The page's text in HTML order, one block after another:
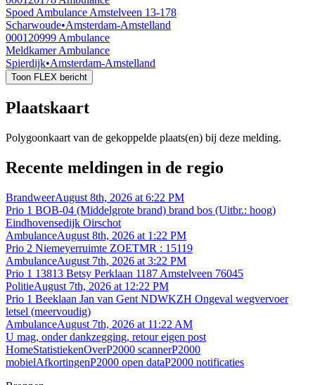
Spoed Ambulance Amstelveen 13-178
Scharwoude•Amsterdam-Amstelland
000120999 Ambulance
Meldkamer Ambulance
Spierdijk•Amsterdam-Amstelland
Toon FLEX bericht
Plaatskaart
Polygoonkaart van de gekoppelde plaats(en) bij deze melding.
Recente meldingen in de regio
BrandweerAugust 8th, 2026 at 6:22 PM
Prio 1 BOB-04 (Middelgrote brand) brand bos (Uitbr.: hoog)
Eindhovensedijk Oirschot
AmbulanceAugust 8th, 2026 at 1:22 PM
Prio 2 Niemeyerruimte ZOETMR : 15119
AmbulanceAugust 7th, 2026 at 3:22 PM
Prio 1 13813 Betsy Perklaan 1187 Amstelveen 76045
PolitieAugust 7th, 2026 at 12:22 PM
Prio 1 Beeklaan Jan van Gent NDWKZH Ongeval wegvervoer
letsel (meervoudig)
AmbulanceAugust 7th, 2026 at 11:22 AM
U mag, onder dankzegging, retour eigen post
HomeStatistiekenOverP2000 scannerP2000
mobielAfkortingenP2000 open dataP2000 notificaties